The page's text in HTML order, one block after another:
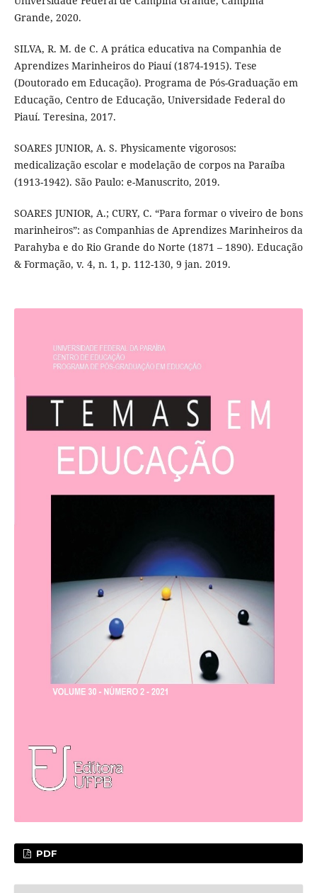
Grande, 2020.
SILVA, R. M. de C. A prática educativa na Companhia de
Aprendizes Marinheiros do Piauí (1874-1915). Tese
(Doutorado em Educação). Programa de Pós-Graduação em
Educação, Centro de Educação, Universidade Federal do
Piauí. Teresina, 2017.
SOARES JUNIOR, A. S. Physicamente vigorosos:
medicalização escolar e modelação de corpos na Paraíba
(1913-1942). São Paulo: e-Manuscrito, 2019.
SOARES JUNIOR, A.; CURY, C. “Para formar o viveiro de bons
marinheiros”: as Companhias de Aprendizes Marinheiros da
Parahyba e do Rio Grande do Norte (1871 – 1890). Educação
& Formação, v. 4, n. 1, p. 112-130, 9 jan. 2019.
PDF